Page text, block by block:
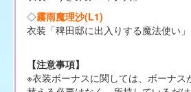
◇霧雨魔理沙(L1)
衣装「稗田邸に出入りする魔法使い」
【注意事項】
※衣装ボーナスに関しては、ボーナス